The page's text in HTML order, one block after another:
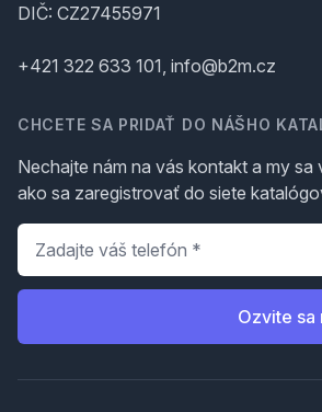
DIČ: CZ27455971
+421 322 633 101, info@b2m.cz
CHCETE SA PRIDAŤ DO NÁŠHO
Nechajte nám na vás kontakt a my
ako sa zaregistrovať do siete
Telefón
Ozvite sa